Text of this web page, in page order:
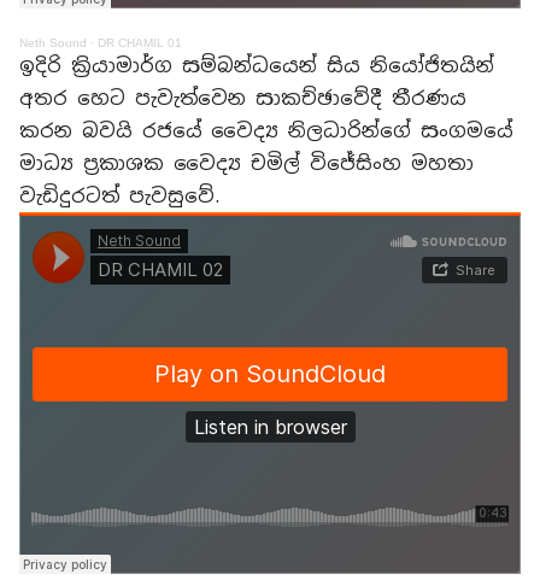
Neth Sound · DR CHAMIL 01
ඉදිරි ක්‍රියාමාර්ග සම්බන්ධයෙන් සිය නියෝජිතයින්
අතර හෙට පැවැත්වෙන සාකච්ඡාවේදී තීරණය
කරන බවයි රජයේ වෛද්‍ය නිලධාරින්ගේ සංගමයේ
මාධ්‍ය ප්‍රකාශක වෛද්‍ය චමිල් විජේසිංහ මහතා
වැඩිදුරටත් පැවසුවේ.